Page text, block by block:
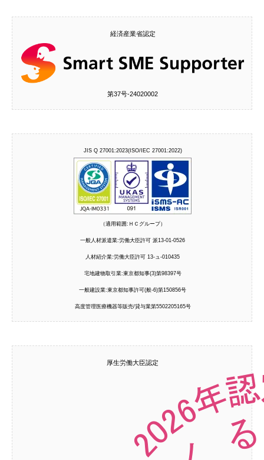
経済産業省認定
第37号‐24020002
JIS Q 27001:2023(ISO/IEC 27001:2022)
（適用範囲:ＨＣグループ）
一般人材派遣業:労働大臣許可 派13-01-0526
人材紹介業:労働大臣許可 13-ュ-010435
宅地建物取引業:東京都知事(3)第98397号
一般建設業:東京都知事許可(般-6)第150856号
高度管理医療機器等販売/貸与業第5502205165号
厚生労働大臣認定